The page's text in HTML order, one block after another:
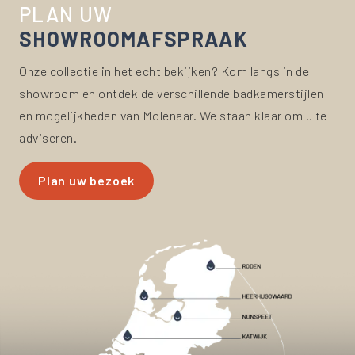
PLAN UW
SHOWROOMAFSPRAAK
Onze collectie in het echt bekijken? Kom langs in de
showroom en ontdek de verschillende badkamerstijlen
en mogelijkheden van Molenaar. We staan klaar om u te
adviseren.
Plan uw bezoek